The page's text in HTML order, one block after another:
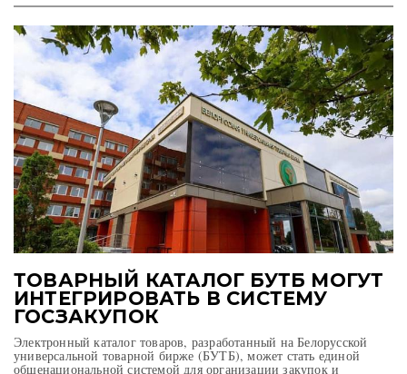
ТОВАРНЫЙ КАТАЛОГ БУТБ МОГУТ
ИНТЕГРИРОВАТЬ В СИСТЕМУ
ГОСЗАКУПОК
Электронный каталог товаров, разработанный на Белорусской
универсальной товарной бирже (БУТБ), может стать единой
общенациональной системой для организации закупок и